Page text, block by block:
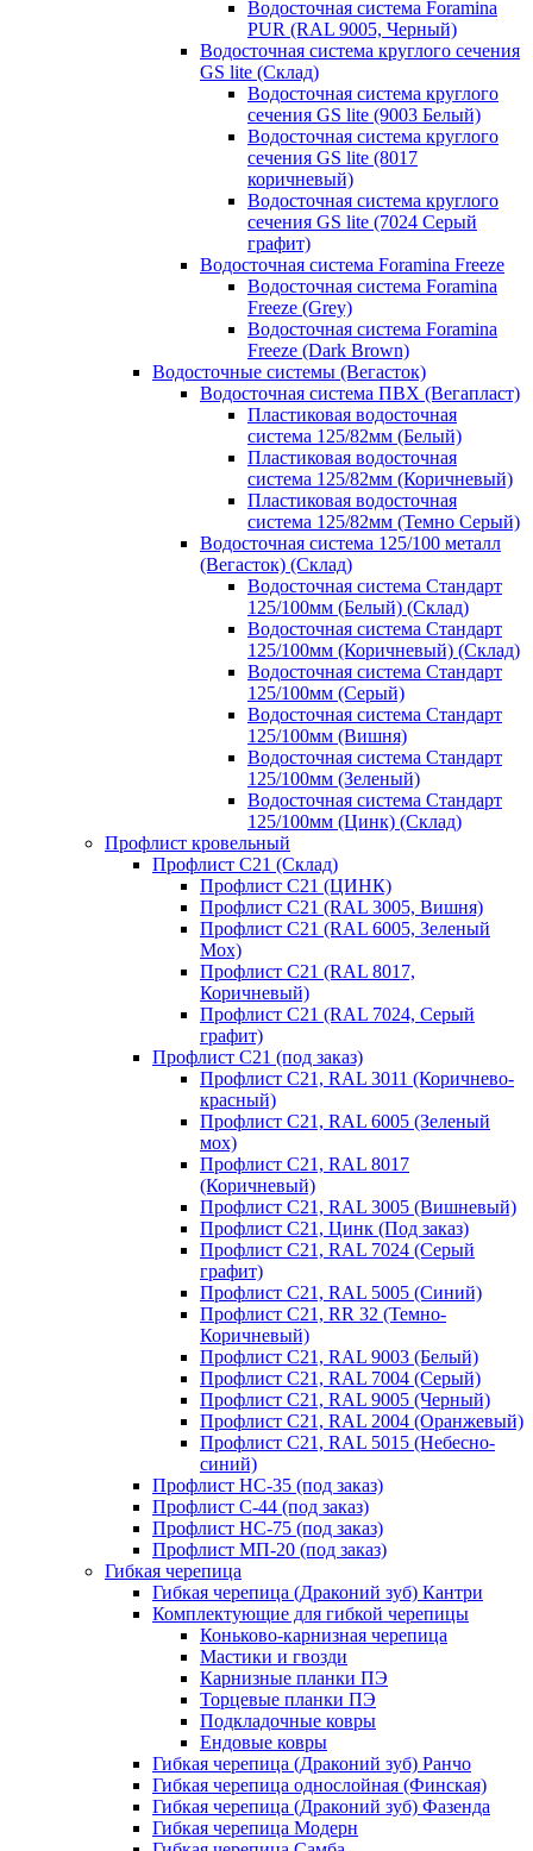
Водосточная система Foramina
PUR (RAL 9005, Черный)
Водосточная система круглого сечения
GS lite (Склад)
Водосточная система круглого
сечения GS lite (9003 Белый)
Водосточная система круглого
сечения GS lite (8017
коричневый)
Водосточная система круглого
сечения GS lite (7024 Серый
графит)
Водосточная система Foramina Freeze
Водосточная система Foramina
Freeze (Grey)
Водосточная система Foramina
Freeze (Dark Brown)
Водосточные системы (Вегасток)
Водосточная система ПВХ (Вегапласт)
Пластиковая водосточная
система 125/82мм (Белый)
Пластиковая водосточная
система 125/82мм (Коричневый)
Пластиковая водосточная
система 125/82мм (Темно Серый)
Водосточная система 125/100 металл
(Вегасток) (Склад)
Водосточная система Стандарт
125/100мм (Белый) (Склад)
Водосточная система Стандарт
125/100мм (Коричневый) (Склад)
Водосточная система Стандарт
125/100мм (Серый)
Водосточная система Стандарт
125/100мм (Вишня)
Водосточная система Стандарт
125/100мм (Зеленый)
Водосточная система Стандарт
125/100мм (Цинк) (Склад)
Профлист кровельный
Профлист С21 (Склад)
Профлист С21 (ЦИНК)
Профлист С21 (RAL 3005, Вишня)
Профлист С21 (RAL 6005, Зеленый
Мох)
Профлист С21 (RAL 8017,
Коричневый)
Профлист С21 (RAL 7024, Серый
графит)
Профлист С21 (под заказ)
Профлист С21, RAL 3011 (Коричнево-
красный)
Профлист С21, RAL 6005 (Зеленый
мох)
Профлист С21, RAL 8017
(Коричневый)
Профлист С21, RAL 3005 (Вишневый)
Профлист С21, Цинк (Под заказ)
Профлист С21, RAL 7024 (Серый
графит)
Профлист С21, RAL 5005 (Синий)
Профлист С21, RR 32 (Темно-
Коричневый)
Профлист С21, RAL 9003 (Белый)
Профлист С21, RAL 7004 (Серый)
Профлист С21, RAL 9005 (Черный)
Профлист С21, RAL 2004 (Оранжевый)
Профлист С21, RAL 5015 (Небесно-
синий)
Профлист НС-35 (под заказ)
Профлист С-44 (под заказ)
Профлист НС-75 (под заказ)
Профлист МП-20 (под заказ)
Гибкая черепица
Гибкая черепица (Драконий зуб) Кантри
Комплектующие для гибкой черепицы
Коньково-карнизная черепица
Мастики и гвозди
Карнизные планки ПЭ
Торцевые планки ПЭ
Подкладочные ковры
Ендовые ковры
Гибкая черепица (Драконий зуб) Ранчо
Гибкая черепица однослойная (Финская)
Гибкая черепица (Драконий зуб) Фазенда
Гибкая черепица Модерн